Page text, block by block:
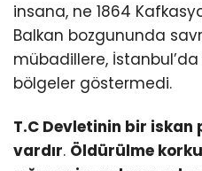
insana, ne 1864
Balkan bozgununda
mübadillere,
bölgeler göstermedi.
T.C Devletinin bir iskan
vardır. Öldürülme